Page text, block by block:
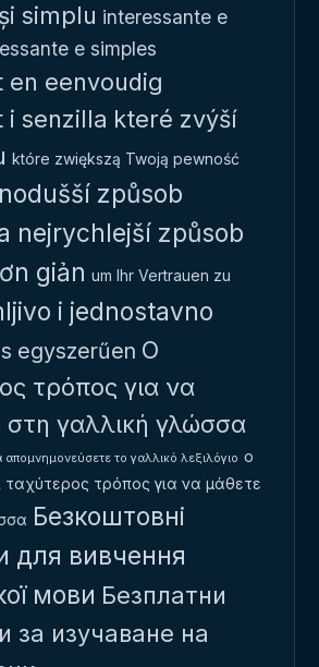
simplu interessante e
e simples
en eenvoudig
i senzilla které zvýší
które zwiększą Twoją pewność
způsob
nejrychlejší způsob
giản um Ihr Vertrauen zu
i jednostavno
egyszerűen Ο
τρόπος για να
στη γαλλική γλώσσα
το γαλλικό λεξιλόγιο ο
ταχύτερος τρόπος για να μάθετε
Безкоштовні
для вивчення
мови Безплатни
за изучаване на